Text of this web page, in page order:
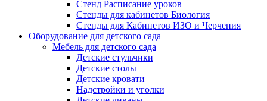
Стенд Расписание уроков
Стенды для кабинетов Биология
Стенды для Кабинетов ИЗО и Черчения
Оборудование для детского сада
Мебель для детского сада
Детские стульчики
Детские столы
Детские кровати
Надстройки и уголки